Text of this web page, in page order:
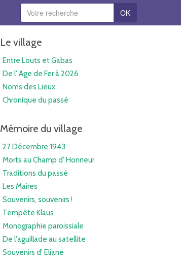
OK
Le village
Entre Louts et Gabas
De l' Age de Fer à 2026
Noms des Lieux
Chronique du passé
Mémoire du village
27 Décembre 1943
Morts au Champ d' Honneur
Traditions du passé
Les Maires
Souvenirs, souvenirs !
Tempête Klaus
Monographie paroissiale
De l'aguillade au satellite
Souvenirs d' Eliane